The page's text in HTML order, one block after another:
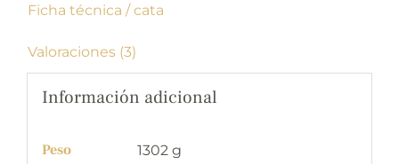
Ficha técnica / cata
Valoraciones (3)
Información adicional
Peso 1302 g